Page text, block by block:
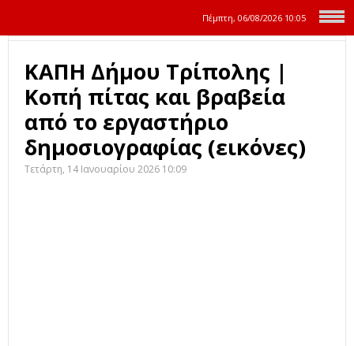
Πέμπτη, 06/08/2026 10:05
ΚΑΠΗ Δήμου Τρίπολης |
Κοπή πίτας και βραβεία
από το εργαστήριο
δημοσιογραφίας (εικόνες)
Τετάρτη, 14 Ιανουαρίου 2026 10:09